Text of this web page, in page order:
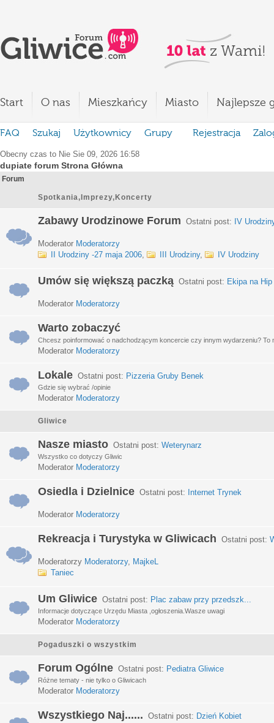
Start O nas Mieszkańcy Miasto Najlepsze
FAQ Szukaj Użytkownicy Grupy Rejestracja
Obecny czas to Nie Sie 09, 2026 16:58
dupiate forum Strona Główna
Forum
Spotkania,Imprezy,Koncerty
Zabawy Urodzinowe Forum Ostatni post: IV
Moderator Moderatorzy
II Urodziny -27 maja 2006, III Urodziny, IV Urodziny
Umów się większą paczką Ostatni post: Ekipa na
Moderator Moderatorzy
Warto zobaczyć
Chcesz poinformować o nadchodzącym koncercie czy innym wydarzeniu? To
Moderator Moderatorzy
Lokale Ostatni post: Pizzeria Gruby Benek
Gdzie się wybrać /opinie
Moderator Moderatorzy
Gliwice
Nasze miasto Ostatni post: Weterynarz
Wszystko co dotyczy Gliwic
Moderator Moderatorzy
Osiedla i Dzielnice Ostatni post: Internet Trynek
Moderator Moderatorzy
Rekreacja i Turystyka w Gliwicach Ostatni post:
Moderatorzy Moderatorzy, MajkeL
Taniec
Um Gliwice Ostatni post: Plac zabaw przy przedszk...
Informacje dotyczące Urzędu Miasta ,ogłoszenia.Wasze uwagi
Moderator Moderatorzy
Pogaduszki o wszystkim
Forum Ogólne Ostatni post: Pediatra Gliwice
Różne tematy - nie tylko o Gliwicach
Moderator Moderatorzy
Wszystkiego Naj...... Ostatni post: Dzień Kobiet